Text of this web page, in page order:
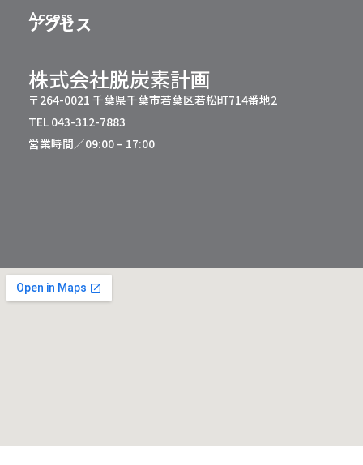
た
提
携
に
つ
Access
アクセス
株式会社脱炭素計画
〒264-0021 千葉県千葉市若葉区若松町714番地2
TEL 043-312-7883
営業時間／09:00 – 17:00